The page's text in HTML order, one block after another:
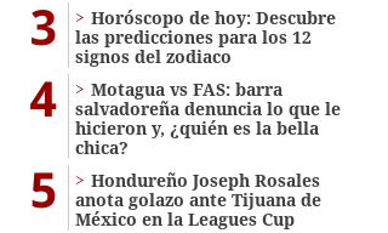
3
Horóscopo de hoy: Descubre
las predicciones para los 12
signos del zodiaco
4
Motagua vs FAS: barra
salvadoreña denuncia lo que le
hicieron y, ¿quién es la bella
chica?
5
Hondureño Joseph Rosales
anota golazo ante Tijuana de
México en la Leagues Cup